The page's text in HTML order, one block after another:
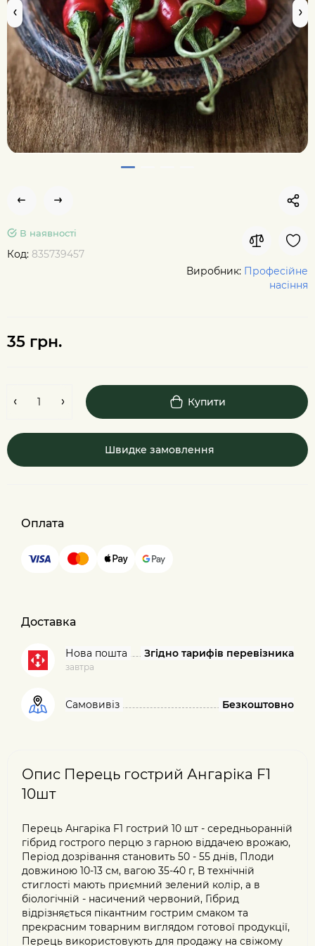
В наявності
Код: 835739457
Виробник: Професійне
насіння
35 грн.
Купити
Швидке замовлення
Оплата
Доставка
Нова пошта
завтра
Згідно тарифів перевізника
Самовивіз Безкоштовно
Опис Перець гострий Ангаріка F1
10шт
Перець Ангаріка F1 гострий 10 шт - середньоранній
гібрид гострого перцю з гарною віддачею врожаю,
Період дозрівання становить 50 - 55 днів, Плоди
довжиною 10-13 см, вагою 35-40 г, В технічній
стиглості мають приємний зелений колір, а в
біологічній - насичений червоний, Гібрид
відрізняється пікантним гострим смаком та
прекрасним товарним виглядом готової продукції,
Перець використовують для продажу на свіжому